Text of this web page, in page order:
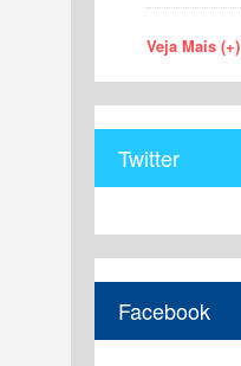
Veja Mais (+)
Twitter
Facebook